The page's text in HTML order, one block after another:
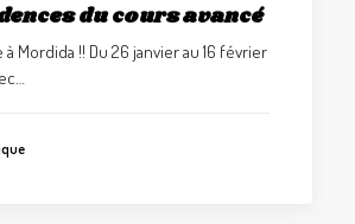
du cours avancé
Mordida !! Du 26 janvier au 16 février